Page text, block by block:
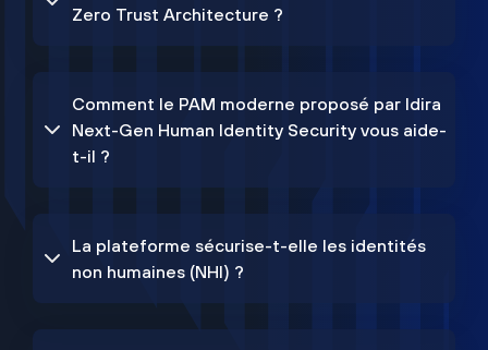
Zero Trust Architecture ?
Comment le PAM moderne proposé par Idira
Next-Gen Human Identity Security vous aide-
t-il ?
La plateforme sécurise-t-elle les identités
non humaines (NHI) ?